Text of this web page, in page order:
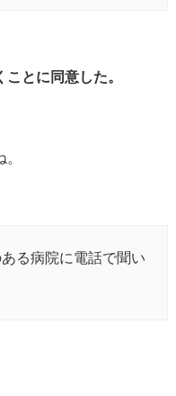
とに同意した。
る病院に電話で聞い